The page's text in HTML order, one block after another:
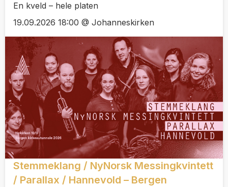
En kveld – hele platen
19.09.2026 18:00 @ Johanneskirken
Stemmeklang / NyNorsk Messingkvintett
/ Parallax / Hannevold – Bergen